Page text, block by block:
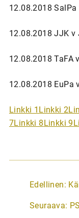
12.08.2018 SalPa
12.08.2018 JJK v
12.08.2018 TaFA
12.08.2018 EuPa
Linkki 1 Linkki 2
7Linkki 8Linkki 9
A
t
Edellinen:
Seuraava: